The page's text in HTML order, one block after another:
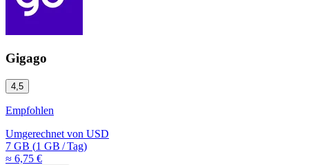
Gigago
4,5
Empfohlen
Umgerechnet von USD
7 GB (1 GB /Tag)
≈ 6,75 €